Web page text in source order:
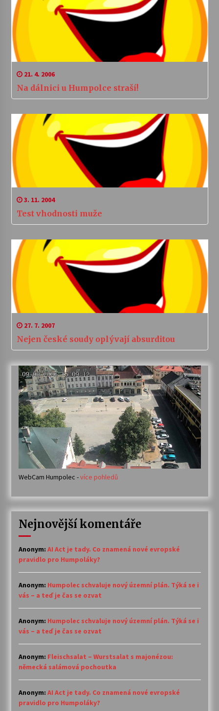
21. 4. 2006
Na dálnici u Humpolce straší!
3. 11. 2004
Test vhodnosti muže
27. 7. 2007
Nejen české soudy oplývají absurditou
WebCam Humpolec -více pohledů
Nejnovější komentáře
Anonym: AI Act je tady. Co znamená nové evropské
pravidlo pro Humpoláky?
Anonym: Humpolec schvaluje nový územní plán. Týká se i
vás – a teď je čas se ozvat
Anonym: Humpolec schvaluje nový územní plán. Týká se i
vás – a teď je čas se ozvat
Anonym: Fleischsalat – Wurstsalat s majonézou:
německá salámová pochoutka
Anonym: AI Act je tady. Co znamená nové evropské
pravidlo pro Humpoláky?